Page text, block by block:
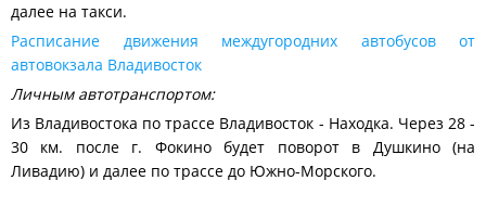
далее на такси.
Расписание движения междугородних автобусов от
автовокзала Владивосток
Личным автотранспортом:
Из Владивостока по трассе Владивосток - Находка. Через 28 -
30 км. после г. Фокино будет поворот в Душкино (на
Ливадию) и далее по трассе до Южно-Морского.